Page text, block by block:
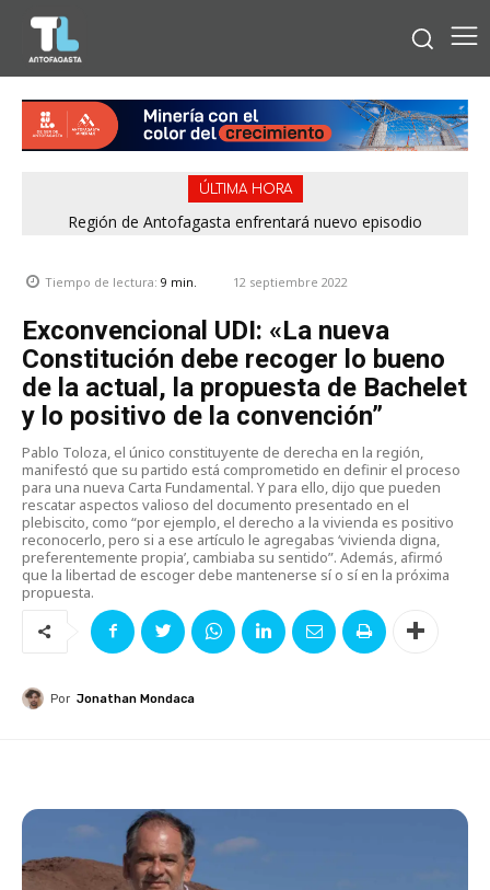
ÚLTIMA HORA
Región de Antofagasta enfrentará nuevo episodio
Bipay explica: Así funciona el pago con tarjetas bancarias en
Tiempo de lectura: 9 min. 12 septiembre 2022
Exconvencional UDI: «La nueva
Constitución debe recoger lo bueno
de la actual, la propuesta de Bachelet
y lo positivo de la convención”
Pablo Toloza, el único constituyente de derecha en la región,
manifestó que su partido está comprometido en definir el proceso
para una nueva Carta Fundamental. Y para ello, dijo que pueden
rescatar aspectos valioso del documento presentado en el
plebiscito, como “por ejemplo, el derecho a la vivienda es positivo
reconocerlo, pero si a ese artículo le agregabas ‘vivienda digna,
preferentemente propia’, cambiaba su sentido”. Además, afirmó
que la libertad de escoger debe mantenerse sí o sí en la próxima
propuesta.
Por Jonathan Mondaca